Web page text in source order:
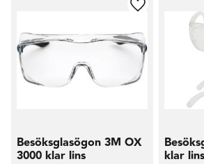
Besöksglasögon 3M OX
3000 klar lins
Lägg till i
klar